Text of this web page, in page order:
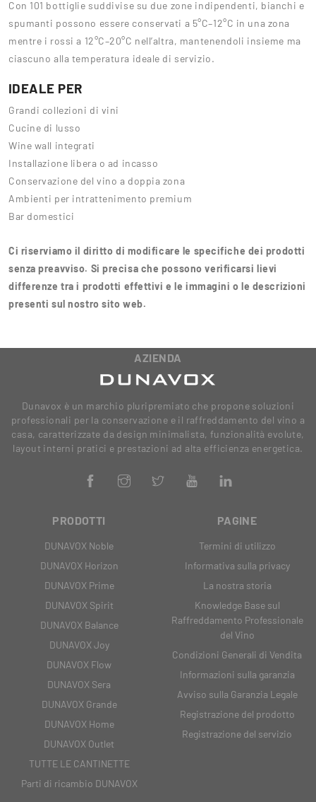
Con 101 bottiglie suddivise su due zone indipendenti, bianchi e
spumanti possono essere conservati a 5°C–12°C in una zona
mentre i rossi a 12°C–20°C nell’altra, mantenendoli insieme ma
ciascuno alla temperatura ideale di servizio.
IDEALE PER
Grandi collezioni di vini
Cucine di lusso
Wine wall integrati
Installazione libera o ad incasso
Conservazione del vino a doppia zona
Ambienti per intrattenimento premium
Bar domestici
Ci riserviamo il diritto di modificare le specifiche dei prodotti
senza preavviso. Si precisa che possono verificarsi lievi
differenze tra i prodotti effettivi e le immagini o le descrizioni
presenti sul nostro sito web.
AZIENDA
Dunavox è un marchio pluripremiato che propone soluzioni
professionali per la conservazione e il raffreddamento del vino a
casa, caratterizzate da design minimalista, funzionalità evolute,
layout interni pratici e prestazioni ad alta efficienza energetica.
PRODOTTI
DUNAVOX Noble
DUNAVOX Horizon
DUNAVOX Prime
DUNAVOX Spirit
DUNAVOX Balance
DUNAVOX Joy
DUNAVOX Flow
DUNAVOX Sera
DUNAVOX Grande
DUNAVOX Home
DUNAVOX Outlet
TUTTE LE CANTINETTE
Parti di ricambio DUNAVOX
PAGINE
Termini di utilizzo
Informativa sulla privacy
La nostra storia
Knowledge Base sul
Raffreddamento Professionale
del Vino
Condizioni Generali di Vendita
Informazioni sulla garanzia
Avviso sulla Garanzia Legale
Registrazione del prodotto
Registrazione del servizio